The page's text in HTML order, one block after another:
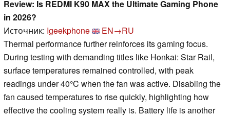
Review: Is REDMI K90 MAX the Ultimate Gaming Phone
in 2026?
Источник: Igeekphone
EN→RU
Thermal performance further reinforces its gaming focus.
During testing with demanding titles like Honkai: Star Rail,
surface temperatures remained controlled, with peak
readings under 40°C when the fan was active. Disabling the
fan caused temperatures to rise quickly, highlighting how
effective the cooling system really is. Battery life is another